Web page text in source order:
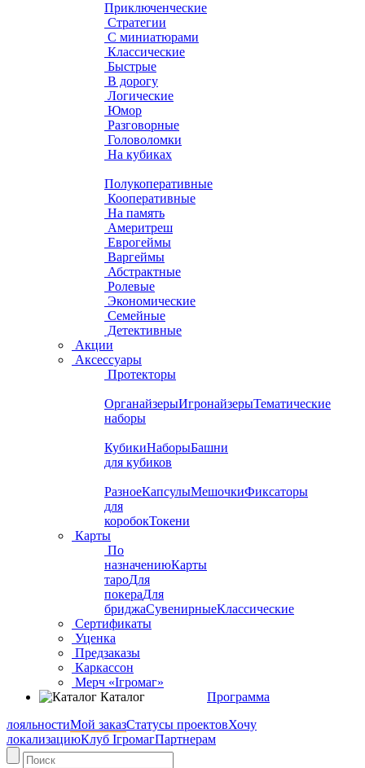
Приключенческие
Стратегии
С миниатюрами
Классические
Быстрые
В дорогу
Логические
Юмор
Разговорные
Головоломки
На кубиках
Полукоперативные
Кооперативные
На память
Америтреш
Еврогеймы
Варгеймы
Абстрактные
Ролевые
Экономические
Семейные
Детективные
Акции
Аксессуары
Протекторы
ОрганайзерыИгронайзерыТематические
наборы
КубикиНаборыБашни
для кубиков
РазноеКапсулыМешочкиФиксаторы
для
коробокТокени
Карты
По
назначениюКарты
тароДля
покераДля
бриджаСувенирныеКлассические
Сертификаты
Уценка
Предзаказы
Каркассон
Мерч «Ігромаг»
Каталог
Программа
лояльностиМой заказСтатусы проектовХочу
локализациюКлуб ІгромагПартнерам